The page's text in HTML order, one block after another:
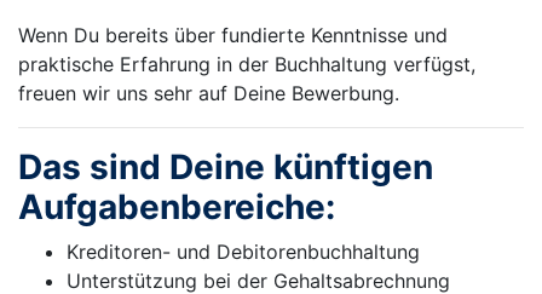
Wenn Du bereits über fundierte Kenntnisse und
praktische Erfahrung in der Buchhaltung verfügst,
freuen wir uns sehr auf Deine Bewerbung.
Das sind Deine künftigen
Aufgabenbereiche:
Kreditoren- und Debitorenbuchhaltung
Unterstützung bei der Gehaltsabrechnung